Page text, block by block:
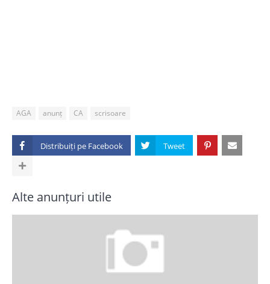
AGA anunț CA scrisoare
Distribuiți pe
Alte anunțuri utile